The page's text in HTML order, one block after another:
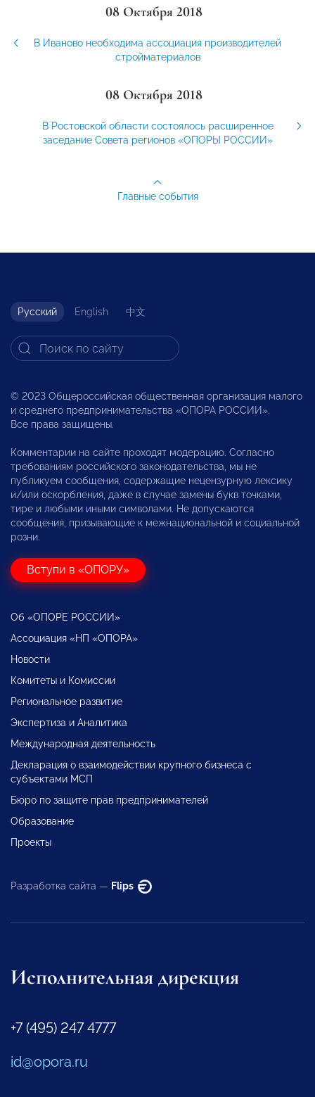
08 Октября 2018
В Иваново необходима ассоциация производителей
стройматериалов
08 Октября 2018
В Ростовской области состоялось расширенное
заседание Совета регионов «ОПОРЫ РОССИИ»
Главные события
Русский English 中文
© 2023 Общероссийская общественная организация малого
и среднего предпринимательства «ОПОРА РОССИИ».
Все права защищены.
Комментарии на сайте проходят модерацию. Согласно
требованиям российского законодательства, мы не
публикуем сообщения, содержащие нецензурную лексику
и/или оскорбления, даже в случае замены букв точками,
тире и любыми иными символами. Не допускаются
сообщения, призывающие к межнациональной и социальной
розни.
Вступи в «ОПОРУ»
Об «ОПОРЕ РОССИИ»
Ассоциация «НП «ОПОРА»
Новости
Комитеты и Комиссии
Региональное развитие
Экспертиза и Аналитика
Международная деятельность
Декларация о взаимодействии крупного бизнеса с
субъектами МСП
Бюро по защите прав предпринимателей
Образование
Проекты
Разработка сайта — Flips
Исполнительная дирекция
+7 (495) 247 4777
id@opora.ru